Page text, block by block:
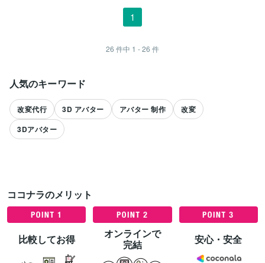
1
26 件中 1 - 26 件
人気のキーワード
改変代行 3D アバター アバター 制作
改変
3Dアバター
すべて見る
ココナラのメリット
比較してお得
オンラインで
完結
安心・安全